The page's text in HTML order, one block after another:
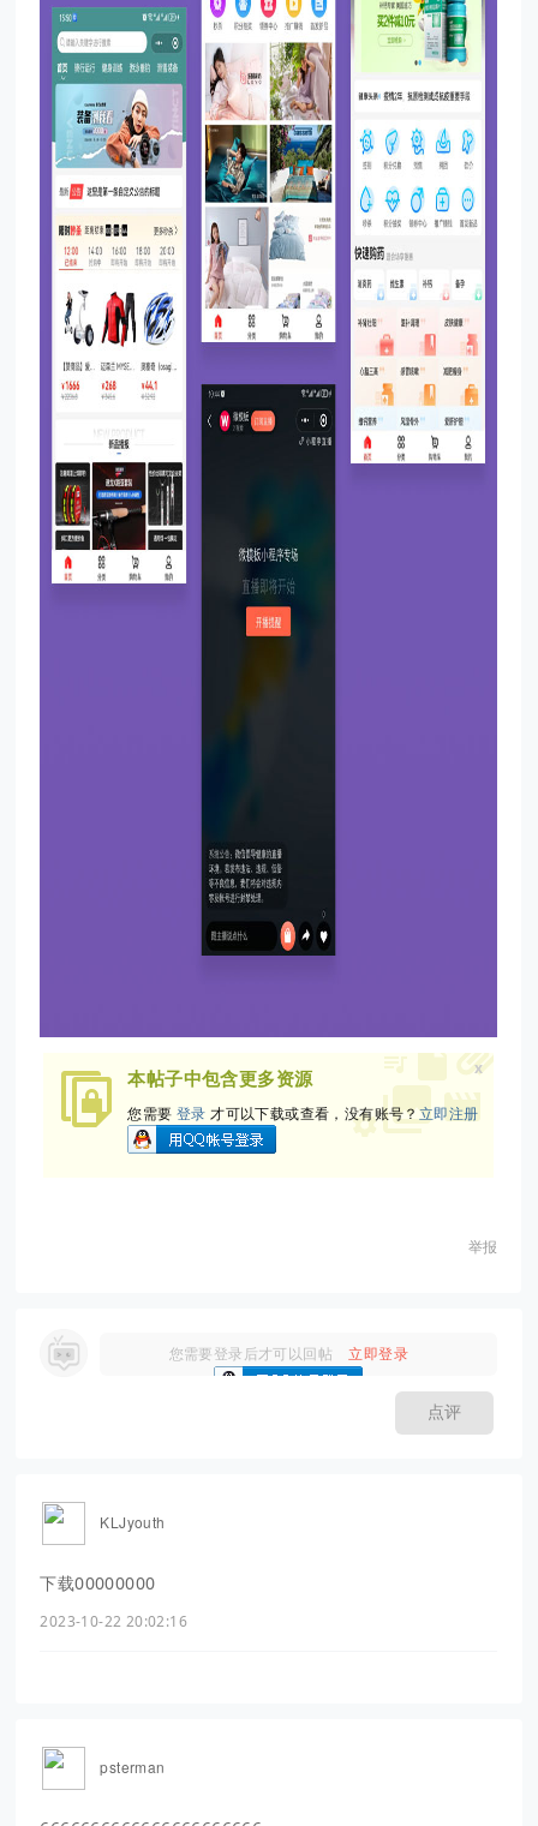
本帖子中包含更多资源
您需要登录 才可以下载或查看，没有账号？立即注册
x
举报
您需要登录后才可以回帖 立即登录
点评
KLJyouth
下载00000000
2023-10-22 20:02:16
psterman